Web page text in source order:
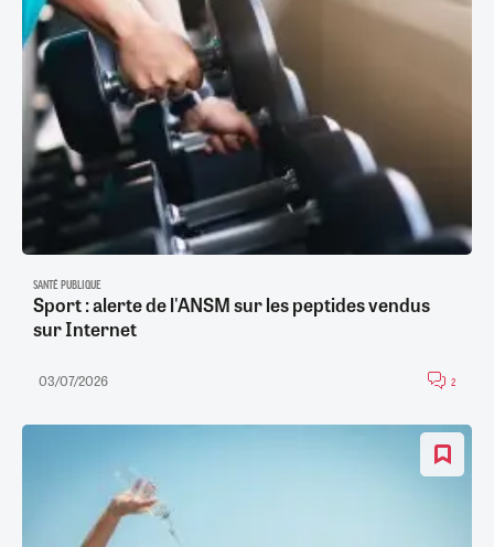
SANTÉ PUBLIQUE
Sport : alerte de l'ANSM sur les peptides vendus
sur Internet
03/07/2026 2